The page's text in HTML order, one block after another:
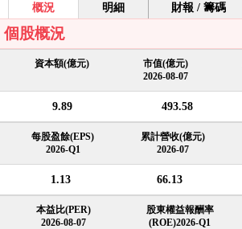
概況 明細 財報 / 籌碼
個股概況
資本額(億元)
市值(億元)
2026-08-07
9.89 493.58
每股盈餘(EPS)
2026-Q1
累計營收(億元)
2026-07
1.13 66.13
本益比(PER)
2026-08-07
股東權益報酬率
(ROE)2026-Q1